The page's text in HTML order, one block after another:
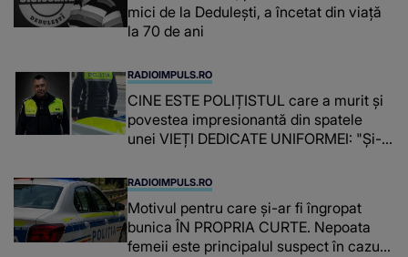
mici de la Dedulești, a încetat din viață
la 70 de ani
RADIOIMPULS.RO
CINE ESTE POLIȚISTUL care a murit și
povestea impresionantă din spatele
unei VIEȚI DEDICATE UNIFORMEI: "Și-a
iar în relația cu colegii a fost un sprijin,
un sfătuitor și un..."
RADIOIMPULS.RO
Motivul pentru care și-ar fi îngropat
bunica ÎN PROPRIA CURTE. Nepoata
femeii este principalul suspect în cazul